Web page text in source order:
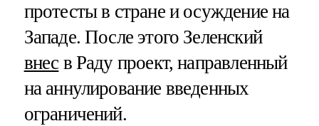
протесты в стране и осуждение на
Западе. После этого Зеленский
внесв Раду проект, направленный
на аннулирование введенных
ограничений.